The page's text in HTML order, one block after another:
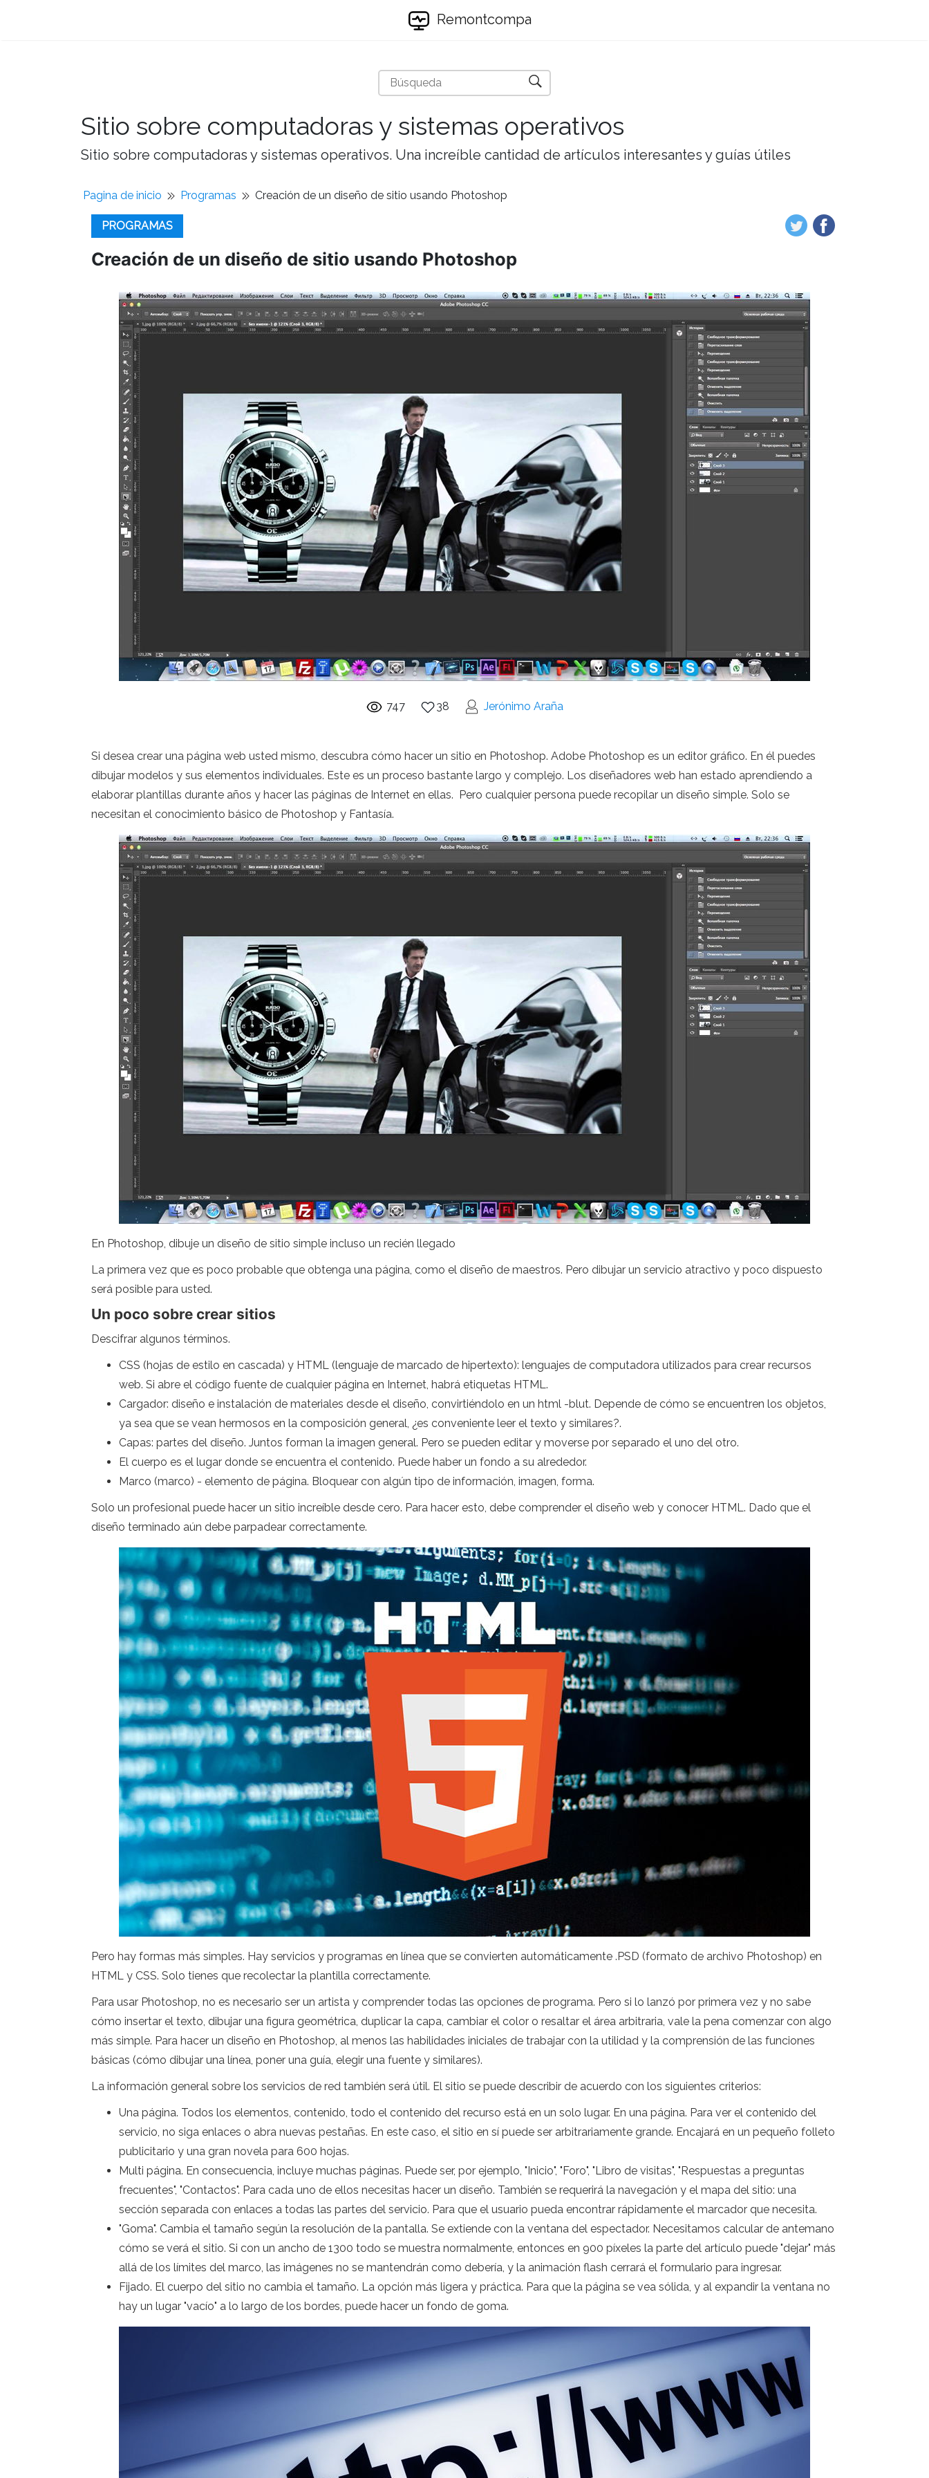
Remontcompa
Sitio sobre computadoras y sistemas operativos
Sitio sobre computadoras y sistemas operativos. Una increíble cantidad de artículos interesantes y guías útiles
Pagina de inicio Programas Creación de un diseño de sitio usando Photoshop
PROGRAMAS
Creación de un diseño de sitio usando Photoshop
747 38 Jerónimo Araña
Si desea crear una página web usted mismo, descubra cómo hacer un sitio en Photoshop. Adobe Photoshop es un editor gráfico. En él puedes
dibujar modelos y sus elementos individuales. Este es un proceso bastante largo y complejo. Los diseñadores web han estado aprendiendo a
elaborar plantillas durante años y hacer las páginas de Internet en ellas. Pero cualquier persona puede recopilar un diseño simple. Solo se
necesitan el conocimiento básico de Photoshop y Fantasía.
En Photoshop, dibuje un diseño de sitio simple incluso un recién llegado
La primera vez que es poco probable que obtenga una página, como el diseño de maestros. Pero dibujar un servicio atractivo y poco dispuesto
será posible para usted.
Un poco sobre crear sitios
Descifrar algunos términos.
CSS (hojas de estilo en cascada) y HTML (lenguaje de marcado de hipertexto): lenguajes de computadora utilizados para crear recursos
web. Si abre el código fuente de cualquier página en Internet, habrá etiquetas HTML.
Cargador: diseño e instalación de materiales desde el diseño, convirtiéndolo en un html -blut. Depende de cómo se encuentren los objetos,
ya sea que se vean hermosos en la composición general, ¿es conveniente leer el texto y similares?.
Capas: partes del diseño. Juntos forman la imagen general. Pero se pueden editar y moverse por separado el uno del otro.
El cuerpo es el lugar donde se encuentra el contenido. Puede haber un fondo a su alrededor.
Marco (marco) - elemento de página. Bloquear con algún tipo de información, imagen, forma.
Solo un profesional puede hacer un sitio increíble desde cero. Para hacer esto, debe comprender el diseño web y conocer HTML. Dado que el
diseño terminado aún debe parpadear correctamente.
Pero hay formas más simples. Hay servicios y programas en línea que se convierten automáticamente .PSD (formato de archivo Photoshop) en
HTML y CSS. Solo tienes que recolectar la plantilla correctamente.
Para usar Photoshop, no es necesario ser un artista y comprender todas las opciones de programa. Pero si lo lanzó por primera vez y no sabe
cómo insertar el texto, dibujar una figura geométrica, duplicar la capa, cambiar el color o resaltar el área arbitraria, vale la pena comenzar con algo
más simple. Para hacer un diseño en Photoshop, al menos las habilidades iniciales de trabajar con la utilidad y la comprensión de las funciones
básicas (cómo dibujar una línea, poner una guía, elegir una fuente y similares).
La información general sobre los servicios de red también será útil. El sitio se puede describir de acuerdo con los siguientes criterios:
Una página. Todos los elementos, contenido, todo el contenido del recurso está en un solo lugar. En una página. Para ver el contenido del
servicio, no siga enlaces o abra nuevas pestañas. En este caso, el sitio en sí puede ser arbitrariamente grande. Encajará en un pequeño folleto
publicitario y una gran novela para 600 hojas.
Multi página. En consecuencia, incluye muchas páginas. Puede ser, por ejemplo, "Inicio", "Foro", "Libro de visitas", "Respuestas a preguntas
frecuentes", "Contactos". Para cada uno de ellos necesitas hacer un diseño. También se requerirá la navegación y el mapa del sitio: una
sección separada con enlaces a todas las partes del servicio. Para que el usuario pueda encontrar rápidamente el marcador que necesita.
"Goma". Cambia el tamaño según la resolución de la pantalla. Se extiende con la ventana del espectador. Necesitamos calcular de antemano
cómo se verá el sitio. Si con un ancho de 1300 todo se muestra normalmente, entonces en 900 píxeles la parte del artículo puede "dejar" más
allá de los límites del marco, las imágenes no se mantendrán como debería, y la animación flash cerrará el formulario para ingresar.
Fijado. El cuerpo del sitio no cambia el tamaño. La opción más ligera y práctica. Para que la página se vea sólida, y al expandir la ventana no
hay un lugar "vacío" a lo largo de los bordes, puede hacer un fondo de goma.